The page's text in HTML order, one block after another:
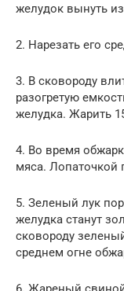
желудок вынуть
2. Нарезать его
3. В сковороду
разогретую
желудка. Жарить
4. Во время
мяса. Лопаточкой
5. Зеленый лук
желудка станут
сковороду
среднем огне